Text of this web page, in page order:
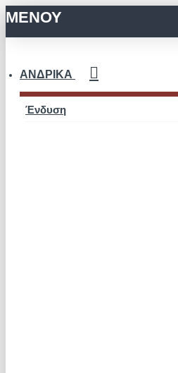
ΜΕΝΟΥ
ΑΝΔΡΙΚΆ
Ένδυση